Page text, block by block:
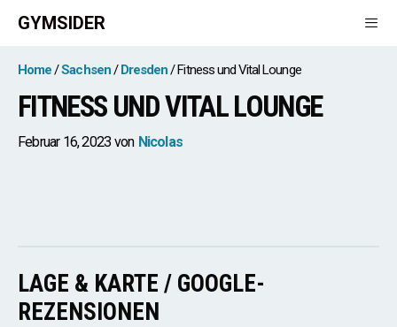
Zum
Inhalt
springen
GYMSIDER
Home Sachsen Dresden Fitness und Vital Lounge
FITNESS UND VITAL LOUNGE
Februar 16, 2023 von Nicolas
LAGE & KARTE / GOOGLE-
REZENSIONEN